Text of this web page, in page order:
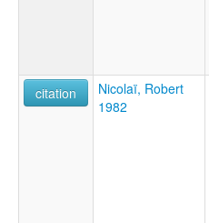
citation
Nicolaï, Robert
1982